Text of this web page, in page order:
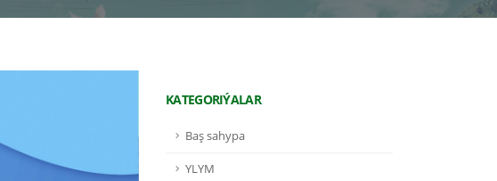
KATEGORIÝALAR
Baş sahypa
YLYM